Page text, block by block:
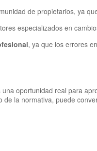
de propietarios, ya
especializados en
, ya que los errores
oportunidad real para
de la normativa, puede